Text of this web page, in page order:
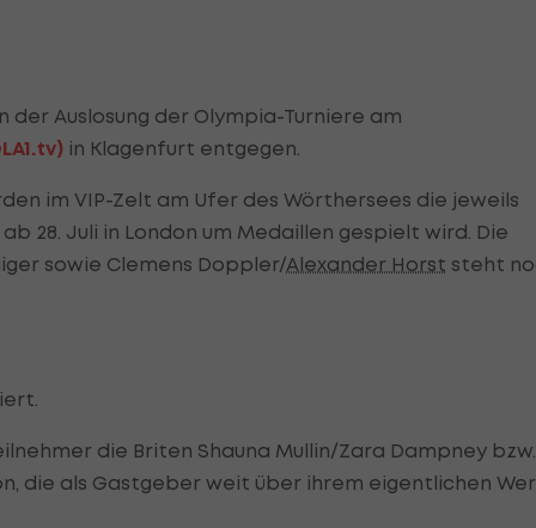
der Auslosung der Olympia-Turniere am
) in Klagenfurt entgegen.
im VIP-Zelt am Ufer des Wörthersees die jeweils
28. Juli in London um Medaillen gespielt wird. Die
sowie Clemens Doppler/Alexander Horst steht
die Briten Shauna Mullin/Zara Dampney bzw.
die als Gastgeber weit über ihrem eigentlichen